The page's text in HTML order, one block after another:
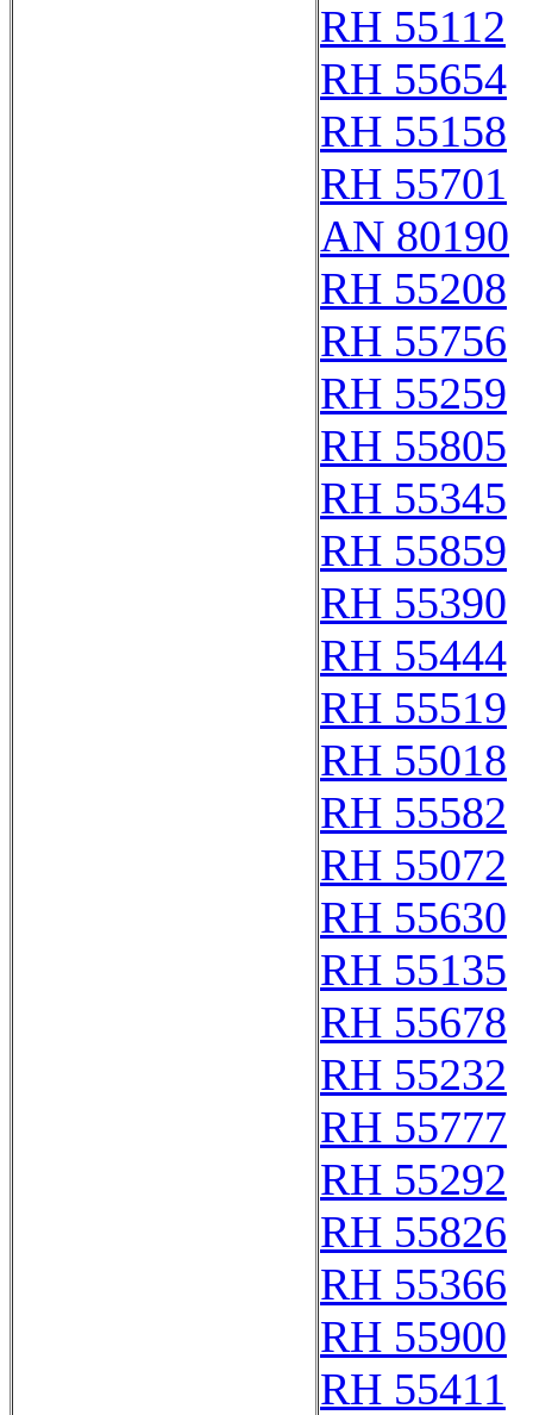
RH 55112
RH 55654
RH 55158
RH 55701
AN 80190
RH 55208
RH 55756
RH 55259
RH 55805
RH 55345
RH 55859
RH 55390
RH 55444
RH 55519
RH 55018
RH 55582
RH 55072
RH 55630
RH 55135
RH 55678
RH 55232
RH 55777
RH 55292
RH 55826
RH 55366
RH 55900
RH 55411